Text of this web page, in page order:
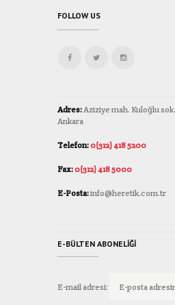
FOLLOW US
Adres: Aziziye mah. Kuloğlu
Ankara
Telefon:0(312) 418 5200
Fax:0(312) 418 5000
E-Posta:info@heretik.com.tr
E-BÜLTEN ABONELIĞI
E-mail adresi: